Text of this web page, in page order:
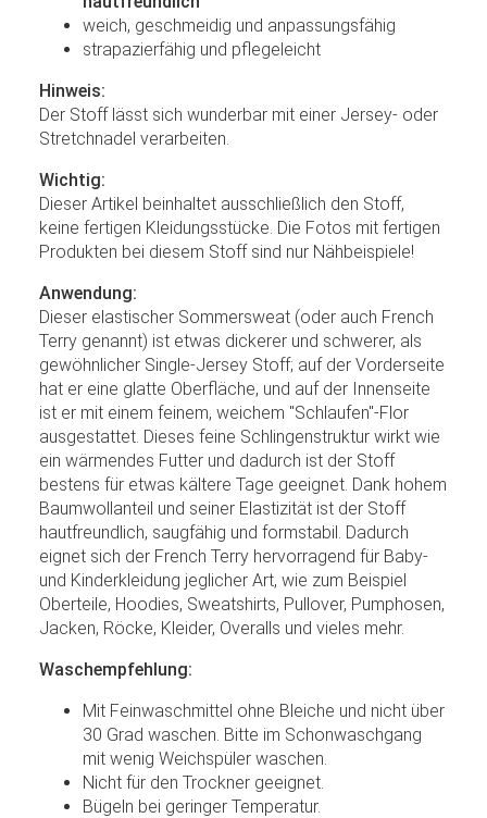
weich, geschmeidig und anpassungsfähig
strapazierfähig und pflegeleicht
Hinweis:
Der Stoff lässt sich wunderbar mit einer Jersey- oder
Stretchnadel verarbeiten.
Wichtig:
Dieser Artikel beinhaltet ausschließlich den Stoff,
keine fertigen Kleidungsstücke. Die Fotos mit fertigen
Produkten bei diesem Stoff sind nur Nähbeispiele!
Anwendung:
Dieser elastischer Sommersweat (oder auch French
Terry genannt) ist etwas dickerer und schwerer, als
gewöhnlicher Single-Jersey Stoff; auf der Vorderseite
hat er eine glatte Oberfläche, und auf der Innenseite
ist er mit einem feinem, weichem "Schlaufen"-Flor
ausgestattet. Dieses feine Schlingenstruktur wirkt wie
ein wärmendes Futter und dadurch ist der Stoff
bestens für etwas kältere Tage geeignet. Dank hohem
Baumwollanteil und seiner Elastizität ist der Stoff
hautfreundlich, saugfähig und formstabil. Dadurch
eignet sich der French Terry hervorragend für Baby-
und Kinderkleidung jeglicher Art, wie zum Beispiel
Oberteile, Hoodies, Sweatshirts, Pullover, Pumphosen,
Jacken, Röcke, Kleider, Overalls und vieles mehr.
Waschempfehlung:
Mit Feinwaschmittel ohne Bleiche und nicht über
30 Grad waschen. Bitte im Schonwaschgang
mit wenig Weichspüler waschen.
Nicht für den Trockner geeignet.
Bügeln bei geringer Temperatur.